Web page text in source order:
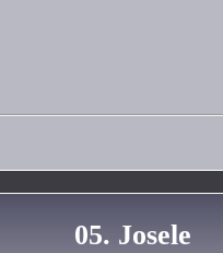
05. Josele